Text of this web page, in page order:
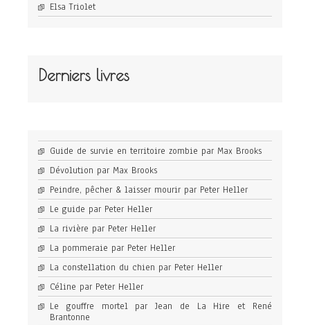
Elsa Triolet
Derniers livres
Guide de survie en territoire zombie par Max Brooks
Dévolution par Max Brooks
Peindre, pêcher & laisser mourir par Peter Heller
Le guide par Peter Heller
La rivière par Peter Heller
La pommeraie par Peter Heller
La constellation du chien par Peter Heller
Céline par Peter Heller
Le gouffre mortel par Jean de La Hire et René
Brantonne